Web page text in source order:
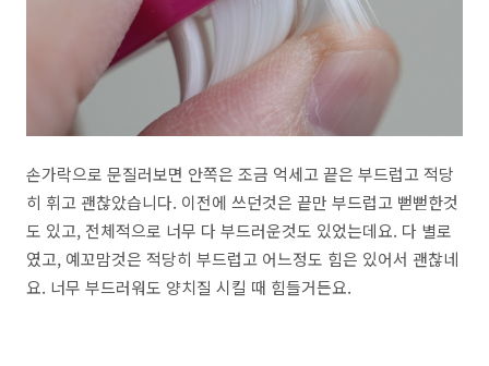
손가락으로 문질러보면 안쪽은 조금 억세고 끝은 부드럽고 적당
히 휘고 괜찮았습니다. 이전에 쓰던것은 끝만 부드럽고 뻗뻗한것
도 있고, 전체적으로 너무 다 부드러운것도 있었는데요. 다 별로
였고, 예꼬맘것은 적당히 부드럽고 어느정도 힘은 있어서 괜찮네
요. 너무 부드러워도 양치질 시킬 때 힘들거든요.